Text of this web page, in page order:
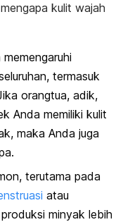
kulit wajah
termasuk
orangtua, adik,
Anda memiliki kulit
maka Anda juga
terutama pada
atau
minyak lebih